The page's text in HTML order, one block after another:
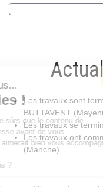
Les travaux sont
BUTTAVENT
Les travaux se
Les travaux ont
(Manche)